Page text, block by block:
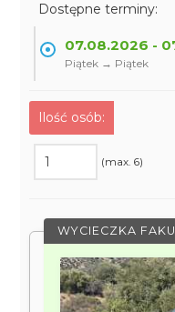
Dostępne terminy:
07.08.2026 -
Piątek → Piątek
Ilość osób:
(max. 6)
WYCIECZKA